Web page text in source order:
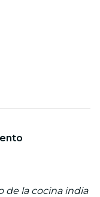
de la cocina india